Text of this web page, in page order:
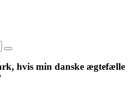
hvis min danske ægtefælle